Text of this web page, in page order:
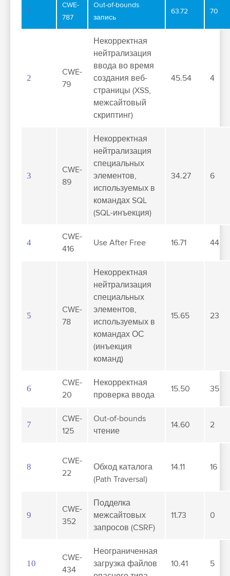
1
CWE-
787
Out-of-bounds
запись
63.72 70
2
CWE-
79
Некорректная
нейтрализация
ввода во время
создания веб-
страницы (XSS,
межсайтовый
скриптинг)
45.54 4
3
CWE-
89
Некорректная
нейтрализация
специальных
элементов,
используемых в
командах SQL
(SQL-инъекция)
34.27 6
4
CWE-
416
Use After Free 16.71 44
5
CWE-
78
Некорректная
нейтрализация
специальных
элементов,
используемых в
командах ОС
(инъекция
команд)
15.65 23
6
CWE-
20
Некорректная
проверка ввода
15.50 35
7
CWE-
125
Out-of-bounds
чтение
14.60 2
8
CWE-
22
Обход каталога
(Path Traversal)
14.11 16
9
CWE-
352
Подделка
межсайтовых
запросов (CSRF)
11.73 0
10
CWE-
434
Неограниченная
загрузка файлов
10.41 5